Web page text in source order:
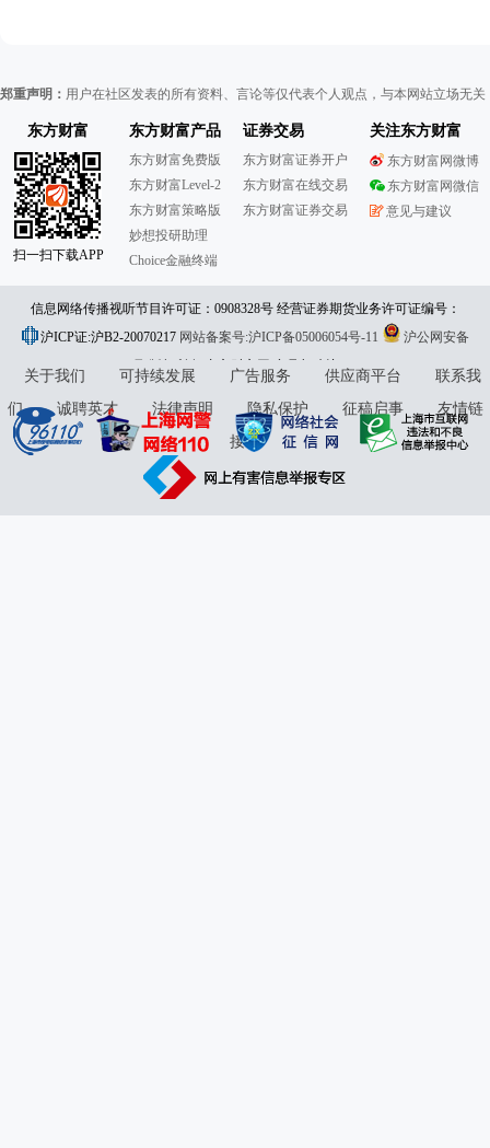
郑重声明： 用户在社区发表的所有资料、言论等仅代表个人观点，与本网站立场无
东方财富
扫一扫下载APP
东方财富产品
东方财富免费版
东方财富Level-2
东方财富策略版
妙想投研助理
Choice金融终端
证券交易
东方财富证券开户
东方财富在线交易
东方财富证券交易
关注东方财富
东方财富网微博
东方财富网微信
意见与建议
信息网络传播视听节目许可证：0908328号 经营证券期货业务许可证编号：
913101046312860336 违法和不良信息举报:021-61278686 举报邮箱：
jubao@eastmoney.com
沪ICP证:沪B2-20070217 网站备案号:沪ICP备05006054号-11
沪公网安备
31010402000120号版权所有:东方财富网意见与建议:4000300059/952500
关于我们 可持续发展 广告服务 供应商平台
联系我
们
诚聘英才 法律声明 隐私保护 征稿启事
友情链
接